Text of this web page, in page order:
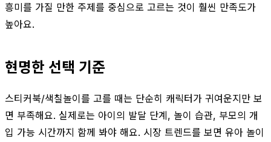
흥미를 가질 만한 주제를 중심으로 고르는 것이 훨씬 만족도가
높아요.
현명한 선택 기준
스티커북/색칠놀이를 고를 때는 단순히 캐릭터가 귀여운지만 보
면 부족해요. 실제로는 아이의 발달 단계, 놀이 습관, 부모의 개
입 가능 시간까지 함께 봐야 해요. 시장 트렌드를 보면 유아 놀이